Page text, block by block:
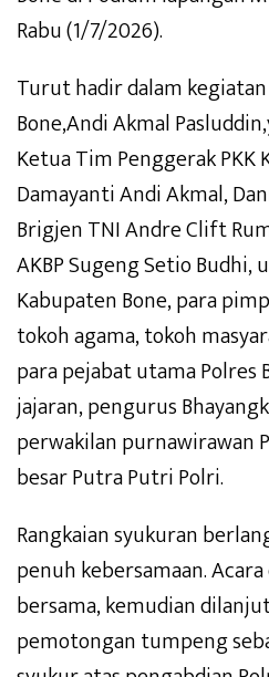
Rabu (1/7/2026).
Turut hadir dalam
Bone,Andi Akmal
Ketua Tim Penggerak PKK
Damayanti Andi Akmal,
Brigjen TNI Andre Clift
AKBP Sugeng Setio Budhi,
Kabupaten Bone, para
tokoh agama, tokoh
para pejabat utama Polres
jajaran, pengurus
perwakilan purnawirawan
besar Putra Putri Polri.
Rangkaian syukuran
penuh kebersamaan.
bersama, kemudian
pemotongan tumpeng